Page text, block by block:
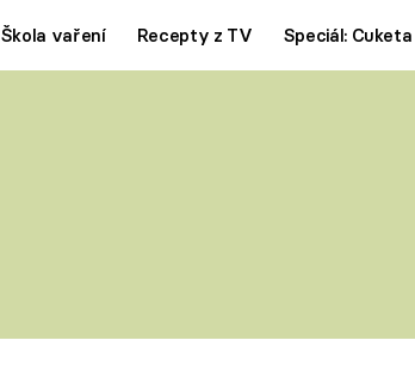
Škola vaření Recepty z TV Speciál: Cuketa